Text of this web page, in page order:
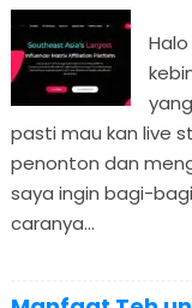
pasti mau kan live
penonton dan
saya ingin bagi-
caranya...